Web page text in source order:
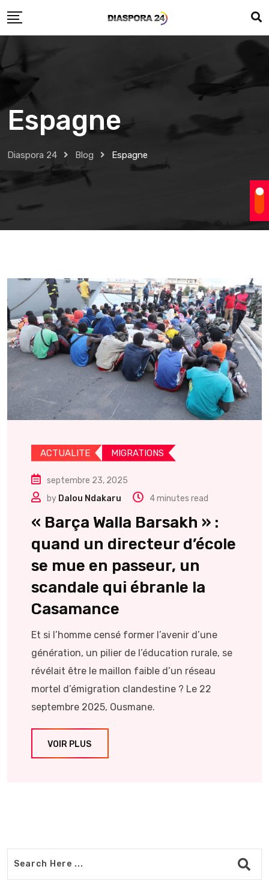
to
Espagne
Diaspora 24 Blog Espagne
ACTUALITE MIGRATIONS
septembre 23, 2025
by Dalou Ndakaru 4 minutes read
« Barça Walla Barsakh » :
quand un directeur d’école
se mue en passeur, un
scandale qui ébranle la
Casamance
Et si l’homme censé former l’avenir d’une
génération, un pilier de l’éducation rurale, se
révélait être le maillon faible d’un réseau
mortel d’émigration clandestine ? Le 22
septembre 2025, Ousmane.
VOIR PLUS